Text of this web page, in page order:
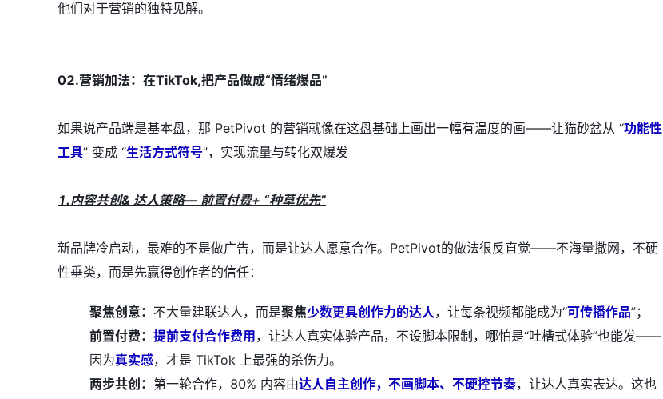
他们对于营销的独特见解。
02.营销加法：在TikTok,把产品做成“情绪爆品”
如果说产品端是基本盘，那 PetPivot 的营销就像在这盘基础上画出一幅有温度的画——让猫砂盆从 “功能性
工具” 变成 “生活方式符号”，实现流量与转化双爆发
1.内容共创& 达人策略— 前置付费+ “种草优先”
新品牌冷启动，最难的不是做广告，而是让达人愿意合作。PetPivot的做法很反直觉——不海量撒网，不硬
性垂类，而是先赢得创作者的信任：
聚焦创意： 不大量建联达人，而是聚焦少数更具创作力的达人，让每条视频都能成为“可传播作品”；
前置付费： 提前支付合作费用 ，让达人真实体验产品，不设脚本限制，哪怕是“吐槽式体验”也能发——
因为真实感，才是 TikTok 上最强的杀伤力。
两步共创： 第一轮合作，80% 内容由达人自主创作，不画脚本、不硬控节奏，让达人真实表达。这也